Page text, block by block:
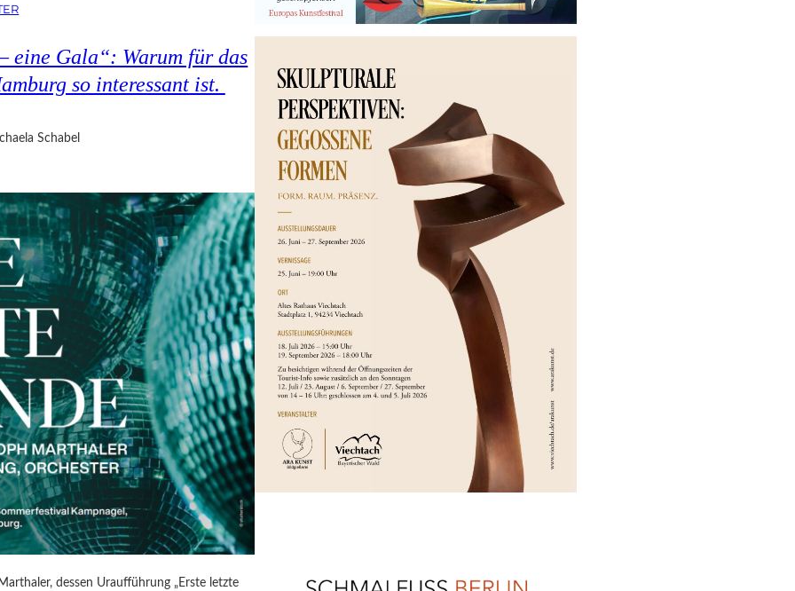
eine Gala“: Warum für das
so interessant ist.
Schabel
dessen Uraufführung „Erste letzte